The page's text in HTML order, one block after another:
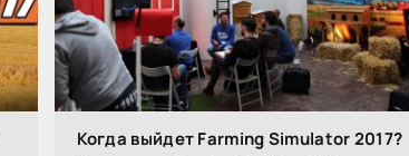
Когда выйдет Farming Simulator 2017?